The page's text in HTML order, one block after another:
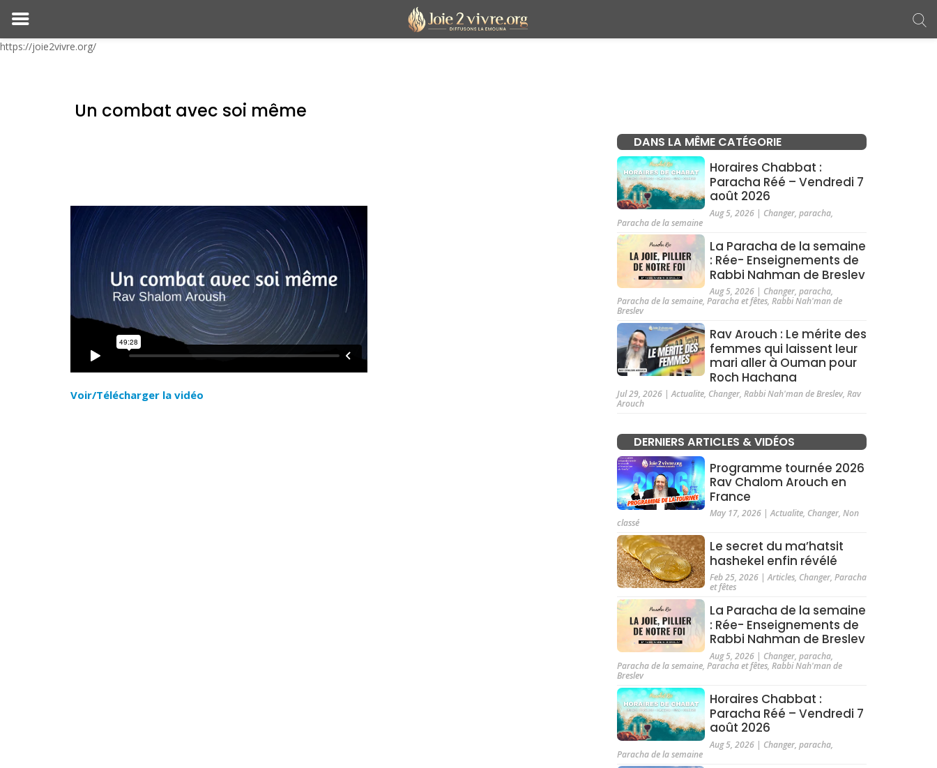
https://joie2vivre.org/
Un combat avec soi même
Voir/Télécharger la vidéo
DANS LA MÊME CATÉGORIE
Horaires Chabbat :
Paracha Réé – Vendredi 7
août 2026
Aug 5, 2026| Changer, paracha,
Paracha de la semaine
La Paracha de la semaine
: Rée- Enseignements de
Rabbi Nahman de Breslev
Aug 5, 2026| Changer, paracha,
Paracha de la semaine,Paracha et fêtes,Rabbi Nah'man de
Breslev
Rav Arouch : Le mérite des
femmes qui laissent leur
mari aller à Ouman pour
Roch Hachana
Jul 29, 2026 |Actualite, Changer,Rabbi Nah'man de Breslev,Rav
Arouch
DERNIERS ARTICLES & VIDÉOS
Programme tournée 2026
Rav Chalom Arouch en
France
May 17, 2026|Actualite, Changer, Non
classé
Le secret du ma’hatsit
hashekel enfin révélé
Feb 25, 2026|Articles, Changer, Paracha
et fêtes
La Paracha de la semaine
: Rée- Enseignements de
Rabbi Nahman de Breslev
Aug 5, 2026| Changer, paracha,
Paracha de la semaine,Paracha et fêtes,Rabbi Nah'man de
Breslev
Horaires Chabbat :
Paracha Réé – Vendredi 7
août 2026
Aug 5, 2026| Changer, paracha,
Paracha de la semaine